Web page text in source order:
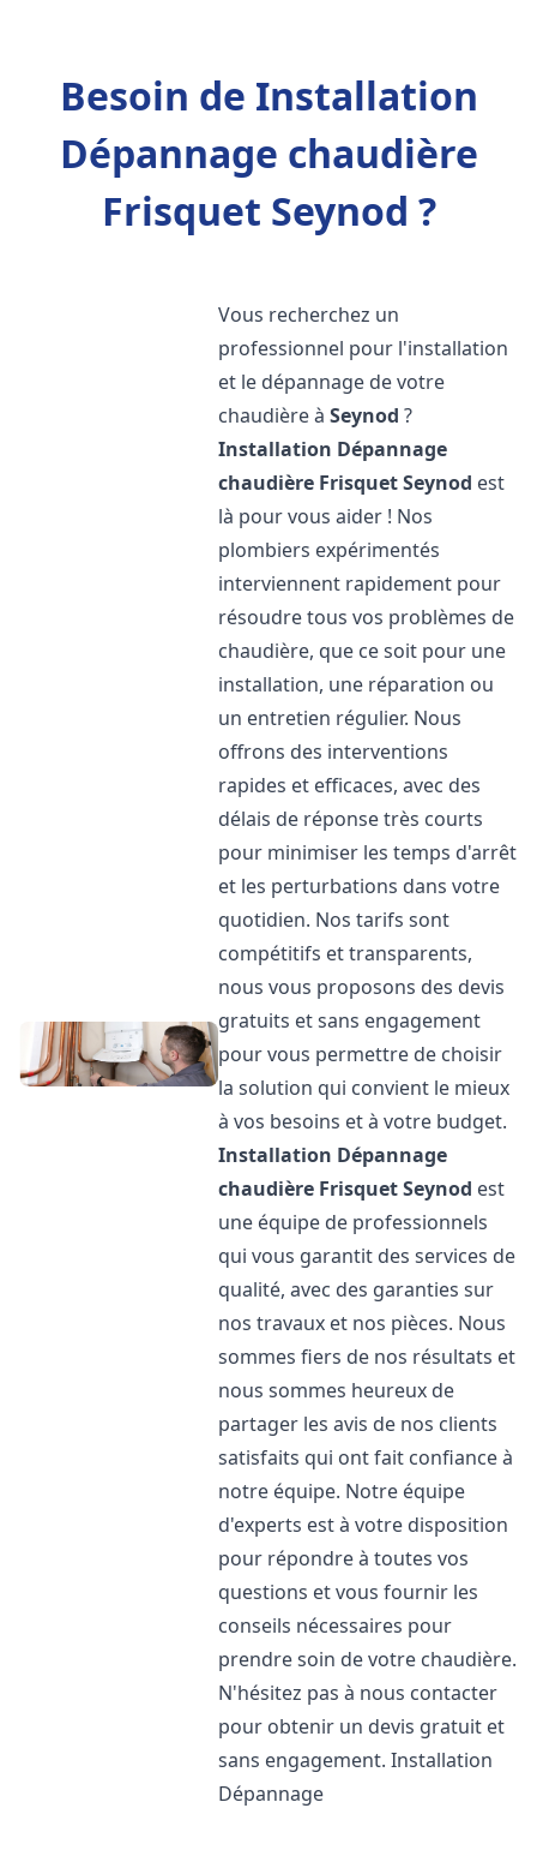
Besoin de Installation
Dépannage chaudière
Frisquet Seynod ?
Vous recherchez un
professionnel pour l'installation
et le dépannage de votre
chaudière àSeynod ?
Installation Dépannage
chaudière FrisquetSeynod est
là pour vous aider ! Nos
plombiers expérimentés
interviennent rapidement pour
résoudre tous vos problèmes de
chaudière, que ce soit pour une
installation, une réparation ou
un entretien régulier. Nous
offrons des interventions
rapides et efficaces, avec des
délais de réponse très courts
pour minimiser les temps d'arrêt
et les perturbations dans votre
quotidien. Nos tarifs sont
compétitifs et transparents,
nous vous proposons des devis
gratuits et sans engagement
pour vous permettre de choisir
la solution qui convient le mieux
à vos besoins et à votre budget.
Installation Dépannage
chaudière FrisquetSeynod est
une équipe de professionnels
qui vous garantit des services de
qualité, avec des garanties sur
nos travaux et nos pièces. Nous
sommes fiers de nos résultats et
nous sommes heureux de
partager les avis de nos clients
satisfaits qui ont fait confiance à
notre équipe. Notre équipe
d'experts est à votre disposition
pour répondre à toutes vos
questions et vous fournir les
conseils nécessaires pour
prendre soin de votre chaudière.
N'hésitez pas à nous contacter
pour obtenir un devis gratuit et
sans engagement. Installation
Dépannage